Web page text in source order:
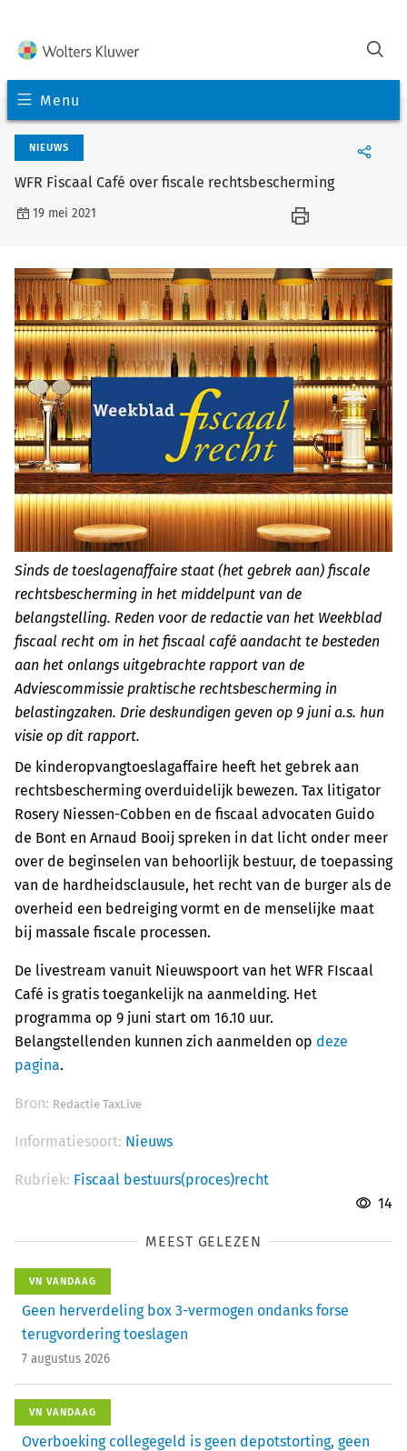
Menu
NIEUWS
WFR Fiscaal Café over fiscale rechtsbescherming
19 mei 2021
Sinds de toeslagenaffaire staat (het gebrek aan) fiscale
rechtsbescherming in het middelpunt van de
belangstelling. Reden voor de redactie van het Weekblad
fiscaal recht om in het fiscaal café aandacht te besteden
aan het onlangs uitgebrachte rapport van de
Adviescommissie praktische rechtsbescherming in
belastingzaken. Drie deskundigen geven op 9 juni a.s. hun
visie op dit rapport.
De kinderopvangtoeslagaffaire heeft het gebrek aan
rechtsbescherming overduidelijk bewezen. Tax litigator
Rosery Niessen-Cobben en de fiscaal advocaten Guido
de Bont en Arnaud Booij spreken in dat licht onder meer
over de beginselen van behoorlijk bestuur, de toepassing
van de hardheidsclausule, het recht van de burger als de
overheid een bedreiging vormt en de menselijke maat
bij massale fiscale processen.
De livestream vanuit Nieuwspoort van het WFR FIscaal
Café is gratis toegankelijk na aanmelding. Het
programma op 9 juni start om 16.10 uur.
Belangstellenden kunnen zich aanmelden op deze
pagina.
Bron: Redactie TaxLive
Informatiesoort: Nieuws
Rubriek: Fiscaal bestuurs(proces)recht
14
MEEST GELEZEN
VN VANDAAG
Geen herverdeling box 3-vermogen ondanks forse
terugvordering toeslagen
7 augustus 2026
VN VANDAAG
Overboeking collegegeld is geen depotstorting, geen